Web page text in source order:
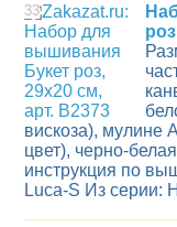
33
вискоза), мулине
цвет), черно-
инструкция по
Luca-S Из серии: